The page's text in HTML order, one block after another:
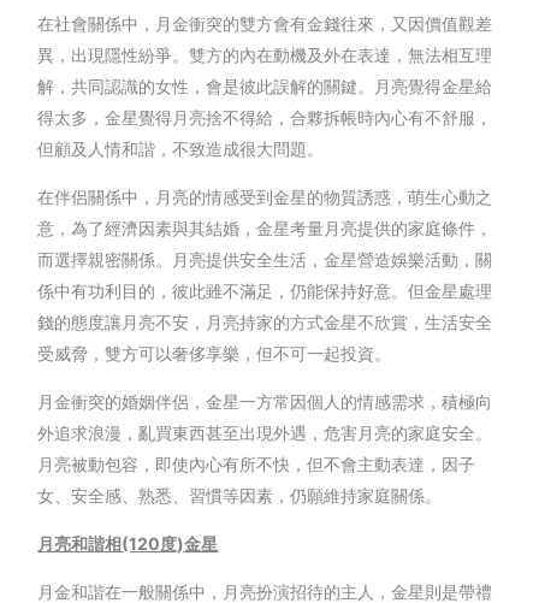
在社會關係中，月金衝突的雙方會有金錢往來，又因價值觀差
異，出現隱性紛爭。雙方的內在動機及外在表達，無法相互理
解，共同認識的女性，會是彼此誤解的關鍵。月亮覺得金星給
得太多，金星覺得月亮捨不得給，合夥拆帳時內心有不舒服，
但顧及人情和諧，不致造成很大問題。
在伴侶關係中，月亮的情感受到金星的物質誘惑，萌生心動之
意，為了經濟因素與其結婚，金星考量月亮提供的家庭條件，
而選擇親密關係。月亮提供安全生活，金星營造娛樂活動，關
係中有功利目的，彼此雖不滿足，仍能保持好意。但金星處理
錢的態度讓月亮不安，月亮持家的方式金星不欣賞，生活安全
受威脅，雙方可以奢侈享樂，但不可一起投資。
月金衝突的婚姻伴侶，金星一方常因個人的情感需求，積極向
外追求浪漫，亂買東西甚至出現外遇，危害月亮的家庭安全。
月亮被動包容，即使內心有所不快，但不會主動表達，因子
女、安全感、熟悉、習慣等因素，仍願維持家庭關係。
月亮和諧相(120度)金星
月金和諧在一般關係中，月亮扮演招待的主人，金星則是帶禮